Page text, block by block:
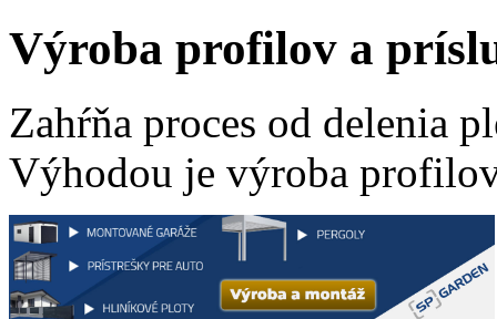
Výroba profilov a
Zahŕňa proces od delenia
Výhodou je výroba